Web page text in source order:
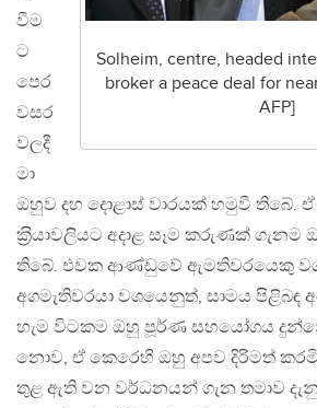
Solheim, centre, headed
broker a peace deal for
AFP]
වීම
ට
පෙර
වසර
වලදී
මා
ඔහුව දහ දොළාස් වාරයක් හමුවී තිබේ. ඒ
ක‍්‍රියාවලියට අදාළ සෑම කරුණක් ගැනම
තිබේ. එවක ආණ්ඩුවේ ඇමතිවරයෙකු
අගමැතිවරයා වශයෙනුත්, සාමය පිළිබඳ
හැම විටකම ඔහු පූර්ණ සහයෝගය
නොව, ඒ කෙරෙහි ඔහු අපව දිරිමත්
තුළ ඇති වන වර්ධනයන් ගැන තමාව